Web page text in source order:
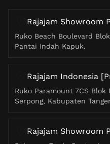
Rajajam Showroom
Ruko Beach Boulevard
Pantai Indah Kapuk.
Rajajam Indonesia
Ruko Paramount 7CS Blok
Serpong, Kabupaten
Rajajam Showroom